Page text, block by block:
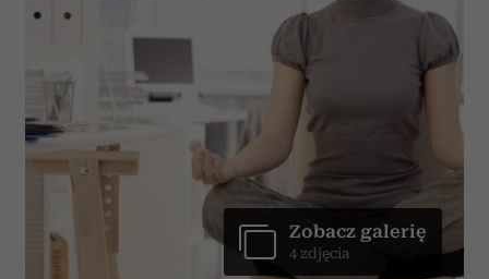
Zobacz galerię
4 zdjęcia